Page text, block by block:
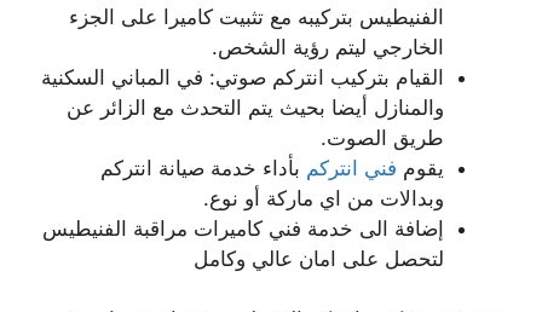
الفنيطيس بتركيبه مع تثبيت كاميرا على الجزء
الخارجي ليتم رؤية الشخص.
القيام بتركيب انتركم صوتي: في المباني السكنية
والمنازل أيضا بحيث يتم التحدث مع الزائر عن
طريق الصوت.
يقوم فني انتركم بأداء خدمة صيانة انتركم
وبدالات من اي ماركة أو نوع.
إضافة الى خدمة فني كاميرات مراقبة الفنيطيس
لتحصل على امان عالي وكامل